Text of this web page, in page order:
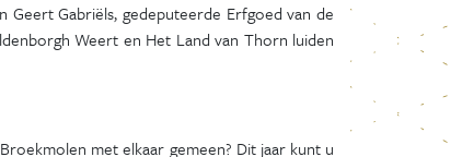
Gabriëls, gedeputeerde Erfgoed van de
Weert en Het Land van Thorn luiden
met elkaar gemeen? Dit jaar kunt u